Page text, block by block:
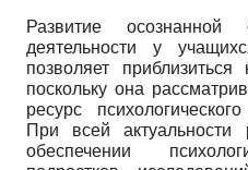
Развитие осознанной
деятельности у
позволяет
поскольку она
ресурс
При всей актуальности
обеспечении